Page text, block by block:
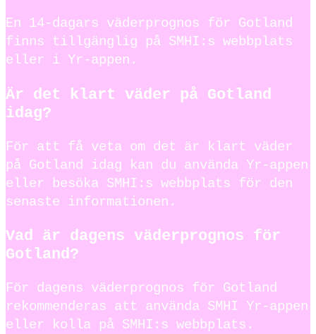
En 14-dagars väderprognos för Gotland
finns tillgänglig på SMHI:s webbplats
eller i Yr-appen.
Är det klart väder på Gotland
idag?
För att få veta om det är klart väder
på Gotland idag kan du använda Yr-appen
eller besöka SMHI:s webbplats för den
senaste informationen.
Vad är dagens väderprognos för
Gotland?
För dagens väderprognos för Gotland
rekommenderas att använda SMHI Yr-appen
eller kolla på SMHI:s webbplats.